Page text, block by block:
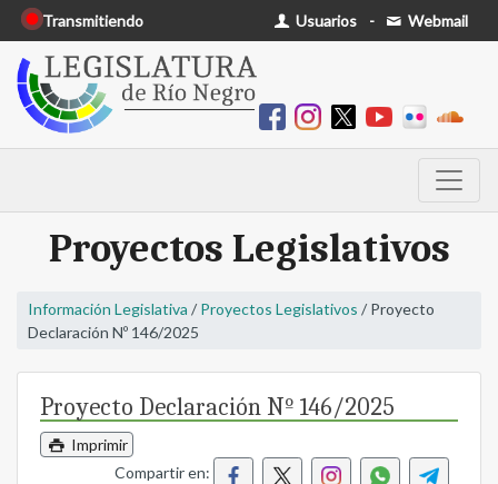
Transmitiendo Usuarios - Webmail
Proyectos Legislativos
Información Legislativa / Proyectos Legislativos / Proyecto
Declaración Nº 146/2025
Proyecto Declaración Nº 146/2025
Imprimir
Compartir en: